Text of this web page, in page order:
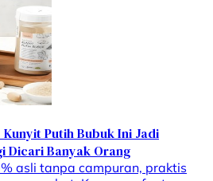
Putih Bubuk Ini Jadi
Dicari Banyak Orang
asli tanpa campuran, praktis